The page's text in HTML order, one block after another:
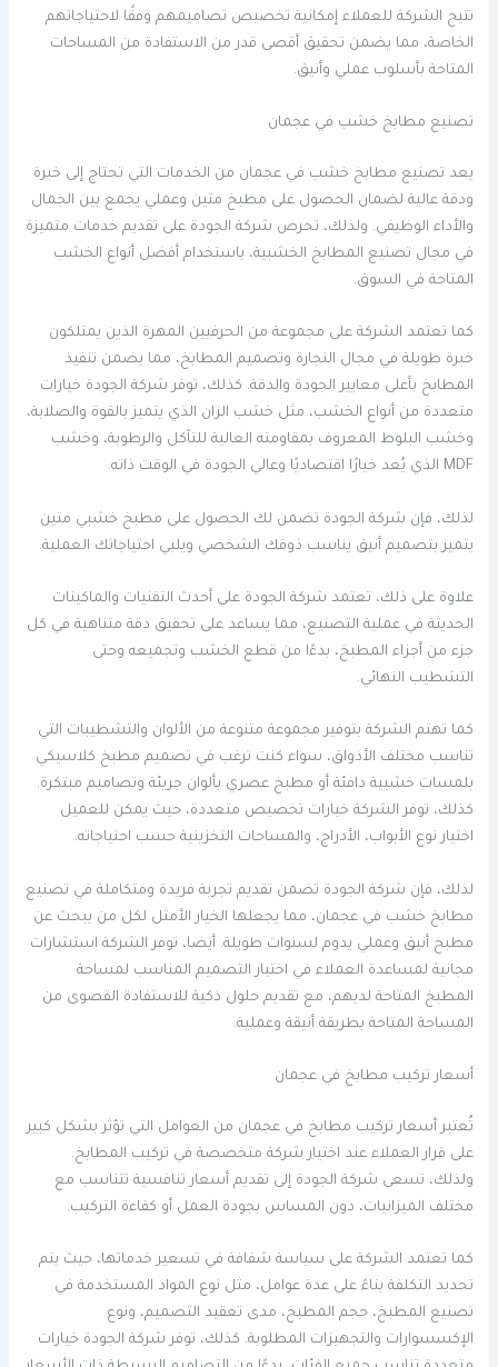
تتيح الشركة للعملاء إمكانية تخصيص تصاميمهم وفقًا لاحتياجاتهم
الخاصة، مما يضمن تحقيق أقصى قدر من الاستفادة من المساحات
المتاحة بأسلوب عملي وأنيق.
تصنيع مطابخ خشب في عجمان
يعد تصنيع مطابخ خشب في عجمان من الخدمات التي تحتاج إلى خبرة
ودقة عالية لضمان الحصول على مطبخ متين وعملي يجمع بين الجمال
والأداء الوظيفي. ولذلك، تحرص شركة الجودة على تقديم خدمات متميزة
في مجال تصنيع المطابخ الخشبية، باستخدام أفضل أنواع الخشب
المتاحة في السوق.
كما تعتمد الشركة على مجموعة من الحرفيين المهرة الذين يمتلكون
خبرة طويلة في مجال النجارة وتصميم المطابخ، مما يضمن تنفيذ
المطابخ بأعلى معايير الجودة والدقة. كذلك، توفر شركة الجودة خيارات
متعددة من أنواع الخشب، مثل خشب الزان الذي يتميز بالقوة والصلابة،
وخشب البلوط المعروف بمقاومته العالية للتآكل والرطوبة، وخشب
MDF الذي يُعد خيارًا اقتصاديًا وعالي الجودة في الوقت ذاته.
لذلك، فإن شركة الجودة تضمن لك الحصول على مطبخ خشبي متين
يتميز بتصميم أنيق يناسب ذوقك الشخصي ويلبي احتياجاتك العملية.
علاوة على ذلك، تعتمد شركة الجودة على أحدث التقنيات والماكينات
الحديثة في عملية التصنيع، مما يساعد على تحقيق دقة متناهية في كل
جزء من أجزاء المطبخ، بدءًا من قطع الخشب وتجميعه وحتى
التشطيب النهائي.
كما تهتم الشركة بتوفير مجموعة متنوعة من الألوان والتشطيبات التي
تناسب مختلف الأذواق، سواء كنت ترغب في تصميم مطبخ كلاسيكي
بلمسات خشبية دافئة أو مطبخ عصري بألوان جريئة وتصاميم مبتكرة.
كذلك، توفر الشركة خيارات تخصيص متعددة، حيث يمكن للعميل
اختيار نوع الأبواب، الأدراج، والمساحات التخزينية حسب احتياجاته.
لذلك، فإن شركة الجودة تضمن تقديم تجربة فريدة ومتكاملة في تصنيع
مطابخ خشب في عجمان، مما يجعلها الخيار الأمثل لكل من يبحث عن
مطبخ أنيق وعملي يدوم لسنوات طويلة. أيضا، توفر الشركة استشارات
مجانية لمساعدة العملاء في اختيار التصميم المناسب لمساحة
المطبخ المتاحة لديهم، مع تقديم حلول ذكية للاستفادة القصوى من
المساحة المتاحة بطريقة أنيقة وعملية.
أسعار تركيب مطابخ في عجمان
تُعتبر أسعار تركيب مطابخ في عجمان من العوامل التي تؤثر بشكل كبير
على قرار العملاء عند اختيار شركة متخصصة في تركيب المطابخ.
ولذلك، تسعى شركة الجودة إلى تقديم أسعار تنافسية تتناسب مع
مختلف الميزانيات، دون المساس بجودة العمل أو كفاءة التركيب.
كما تعتمد الشركة على سياسة شفافة في تسعير خدماتها، حيث يتم
تحديد التكلفة بناءً على عدة عوامل، مثل نوع المواد المستخدمة في
تصنيع المطبخ، حجم المطبخ، مدى تعقيد التصميم، ونوع
الإكسسوارات والتجهيزات المطلوبة. كذلك، توفر شركة الجودة خيارات